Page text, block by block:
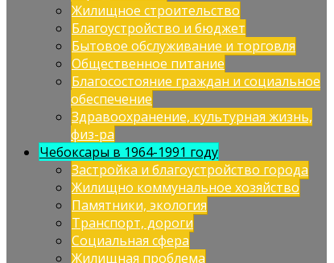
Жилищное строительство
Благоустройство и бюджет
Бытовое обслуживание и торговля
Общественное питание
Благосостояние граждан и социальное
обеспечение
Здравоохранение, культурная жизнь,
физ-ра
Чебоксары в 1964-1991 году
Застройка и благоустройство города
Жилищно коммунальное хозяйство
Памятники, экология
Транспорт, дороги
Социальная сфера
Жилищная проблема